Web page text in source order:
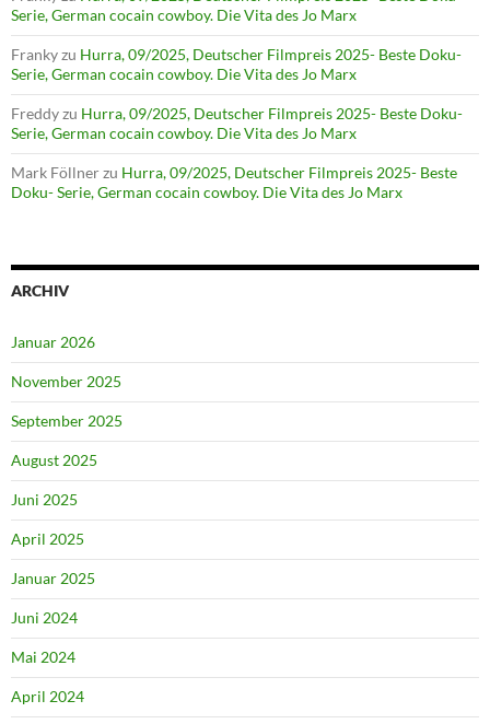
Serie, German cocain cowboy. Die Vita des Jo Marx
Frankyzu Hurra, 09/2025, Deutscher Filmpreis 2025- Beste Doku-
Serie, German cocain cowboy. Die Vita des Jo Marx
Freddyzu Hurra, 09/2025, Deutscher Filmpreis 2025- Beste Doku-
Serie, German cocain cowboy. Die Vita des Jo Marx
Mark Föllnerzu Hurra, 09/2025, Deutscher Filmpreis 2025- Beste
Doku- Serie, German cocain cowboy. Die Vita des Jo Marx
ARCHIV
Januar 2026
November 2025
September 2025
August 2025
Juni 2025
April 2025
Januar 2025
Juni 2024
Mai 2024
April 2024